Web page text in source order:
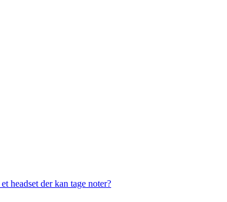
headset der kan tage noter?